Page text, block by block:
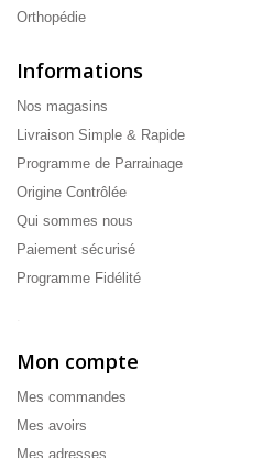
Orthopédie
Informations
Nos magasins
Livraison Simple & Rapide
Programme de Parrainage
Origine Contrôlée
Qui sommes nous
Paiement sécurisé
Programme Fidélité
Mon compte
Mes commandes
Mes avoirs
Mes adresses